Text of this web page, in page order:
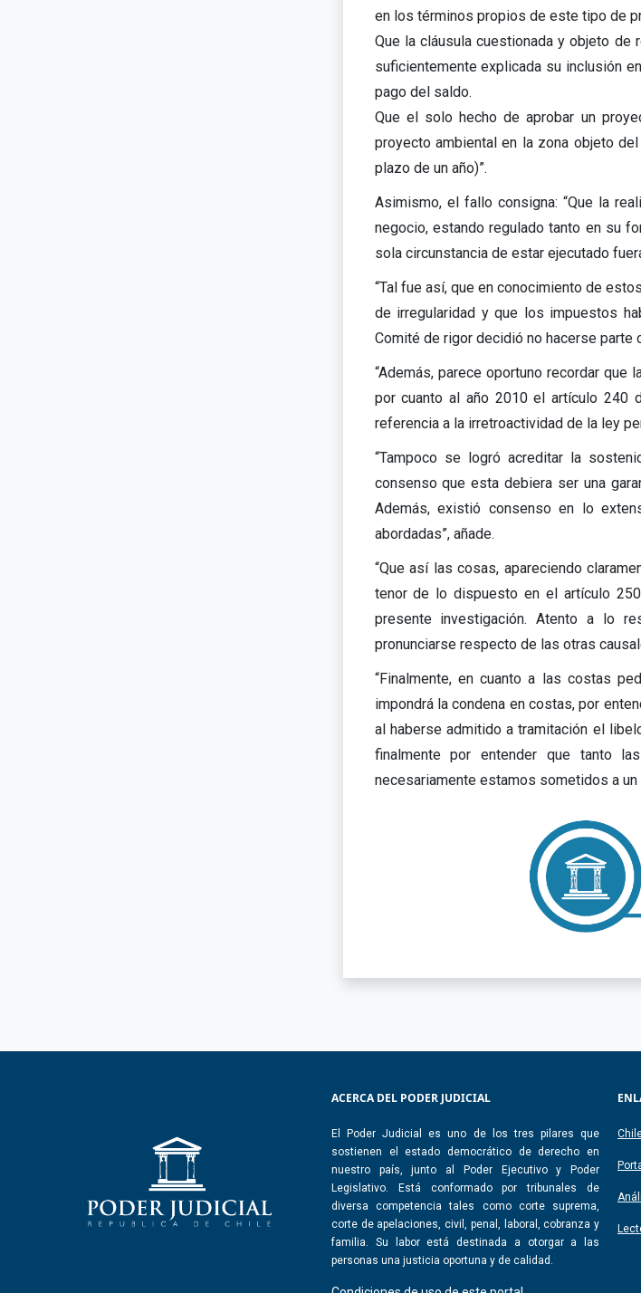
en los términos propios de este tipo de
Que la cláusula cuestionada y objeto
suficientemente explicada su inclusión
pago del saldo.
Que el solo hecho de aprobar un
proyecto ambiental en la zona objeto
plazo de un año)”.
Asimismo, el fallo consigna: “Que la
negocio, estando regulado tanto en su
sola circunstancia de estar ejecutado
“Tal fue así, que en conocimiento de
de irregularidad y que los impuestos
Comité de rigor decidió no hacerse parte
“Además, parece oportuno recordar
por cuanto al año 2010 el artículo 240
referencia a la irretroactividad de la ley
“Tampoco se logró acreditar la
consenso que esta debiera ser una
Además, existió consenso en lo
abordadas”, añade.
“Que así las cosas, apareciendo
tenor de lo dispuesto en el artículo
presente investigación. Atento a lo
pronunciarse respecto de las otras
“Finalmente, en cuanto a las costas
impondrá la condena en costas, por
al haberse admitido a tramitación el
finalmente por entender que tanto
necesariamente estamos sometidos a
ACERCA DEL PODER JUDICIAL
El Poder Judicial es uno de los tres pilares que
sostienen el estado democrático de derecho en
nuestro país, junto al Poder Ejecutivo y Poder
Legislativo. Está conformado por tribunales de
diversa competencia tales como corte suprema,
corte de apelaciones, civil, penal, laboral, cobranza y
familia. Su labor está destinada a otorgar a las
personas una justicia oportuna y de calidad.